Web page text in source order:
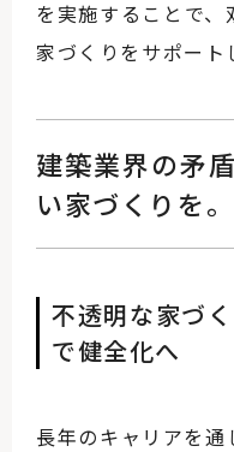
を実施することで
家づくりをサポート
建築業界の矛
い家づくりを。
不透明な家づ
で健全化へ
長年のキャリアを